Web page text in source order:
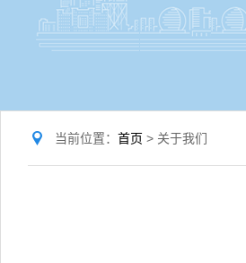
当前位置： 首页 > 关于我们